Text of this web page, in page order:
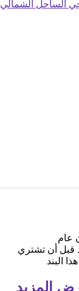
الساحل الشمالي
عام
قبل أن تشتري
البند
المزيد